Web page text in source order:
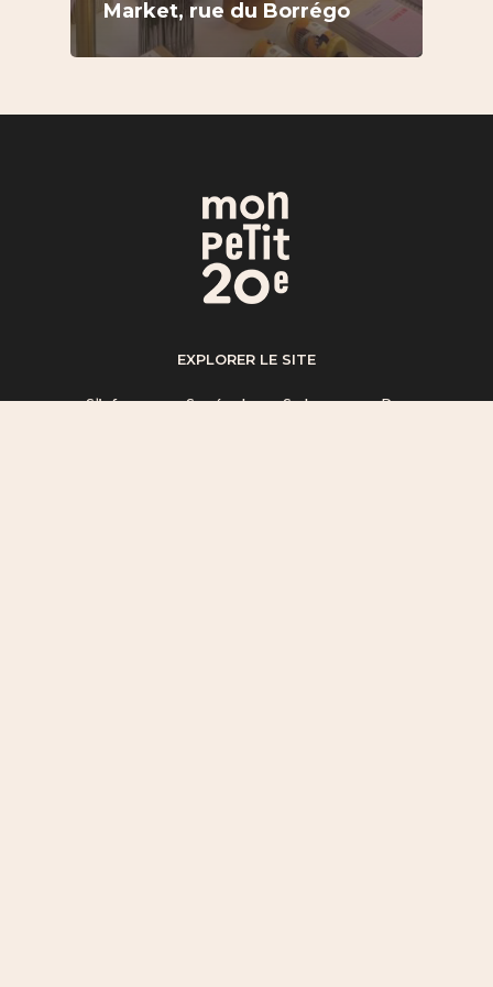
Market, rue du Borrégo
EXPLORER LE SITE
S’informer–Se régaler–Se bouger–Par